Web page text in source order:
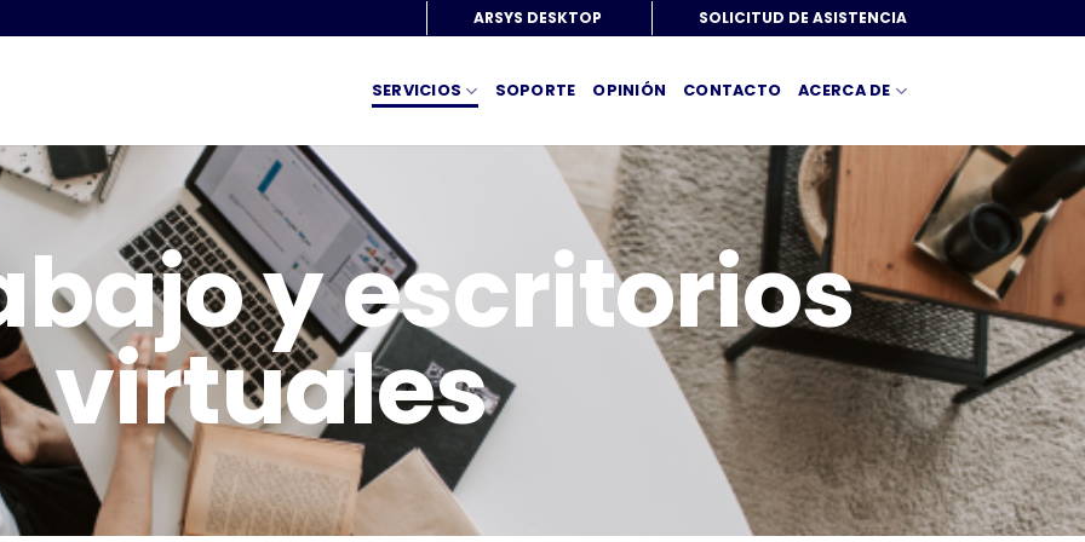
ARSYS DESKTOP SOLICITUD DE ASISTENCIA
SERVICIOS SOPORTE OPINIÓN CONTACTO ACERCA DE
y escritorios
virtuales